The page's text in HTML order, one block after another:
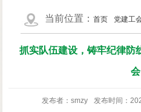
当前位置：首页 党建工
抓实队伍建设，铸牢纪律
会
发布者：smzy 发布时间：